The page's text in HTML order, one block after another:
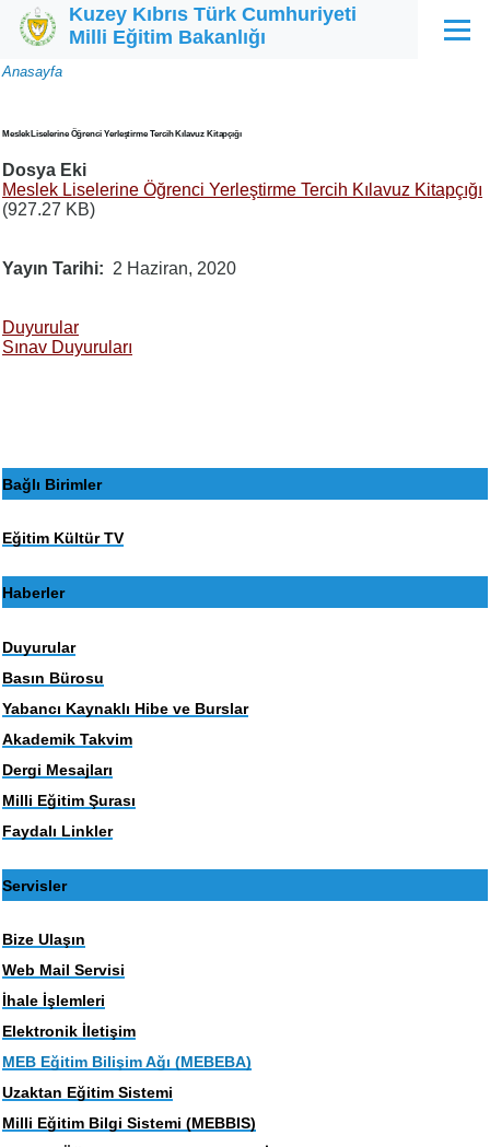
Ana içeriğe atla
Kuzey Kıbrıs Türk Cumhuriyeti
Milli Eğitim Bakanlığı
Menü
Sayfa
Anasayfa
Meslek Liselerine Öğrenci Yerleştirme Tercih Kılavuz Kitapçığı
Dosya Eki
Meslek Liselerine Öğrenci Yerleştirme Tercih Kılavuz Kitapçığı
(927.27 KB)
Yayın Tarihi 2 Haziran, 2020
Duyurular
Sınav Duyuruları
Bağlı Birimler
Eğitim Kültür TV
Haberler
Duyurular
Basın Bürosu
Yabancı Kaynaklı Hibe ve Burslar
Akademik Takvim
Dergi Mesajları
Milli Eğitim Şurası
Faydalı Linkler
Servisler
Bize Ulaşın
Web Mail Servisi
İhale İşlemleri
Elektronik İletişim
MEB Eğitim Bilişim Ağı (MEBEBA)
Uzaktan Eğitim Sistemi
Milli Eğitim Bilgi Sistemi (MEBBIS)